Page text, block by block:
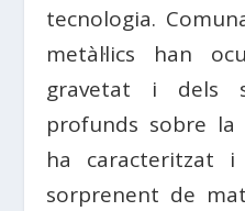
tecnologia.
metàl·lics han
gravetat i dels
profunds sobre la
ha caracteritzat
sorprenent de